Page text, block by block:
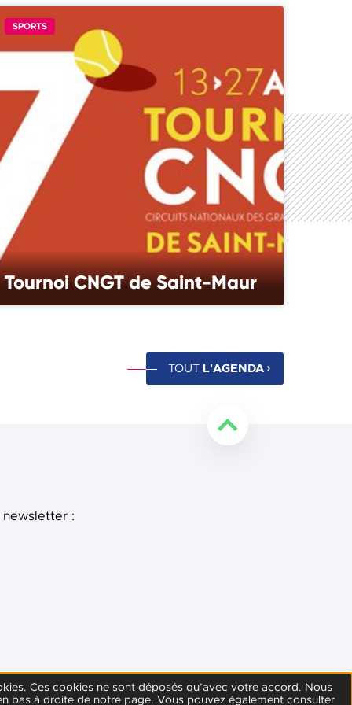
Tournoi CNGT de Saint-Maur
SPORTS
TOUT L'AGENDA
newsletter :
Ces cookies ne sont déposés qu’avec votre accord. Nous
bas à droite de notre page. Vous pouvez également consulter